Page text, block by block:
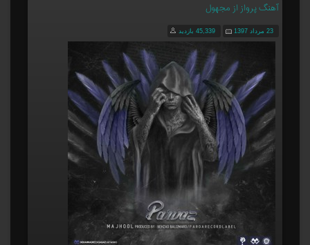
آهنگ پرواز از مجهول
23 مرداد 1397 45,339 بازدید